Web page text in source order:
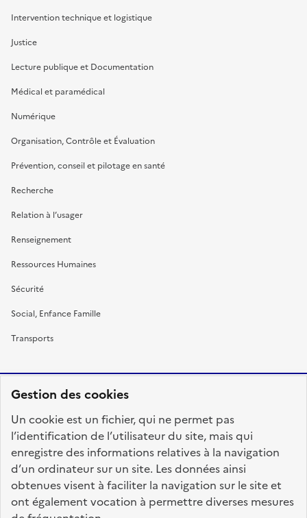
Gestion des cookies
Un cookie est un fichier, qui ne permet pas
l’identification de l’utilisateur du site, mais qui
enregistre des informations relatives à la navigation
d’un ordinateur sur un site. Les données ainsi
obtenues visent à faciliter la navigation sur le site et
ont également vocation à permettre diverses mesures
Intervention technique et logistique
Justice
Lecture publique et Documentation
Médical et paramédical
Numérique
Organisation, Contrôle et Évaluation
Prévention, conseil et pilotage en santé
Recherche
Relation à l’usager
Renseignement
Ressources Humaines
Sécurité
Social, Enfance Famille
Transports
FRANÇAISE
fonction-publique.gouv.fr
legifrance.gouv.fr